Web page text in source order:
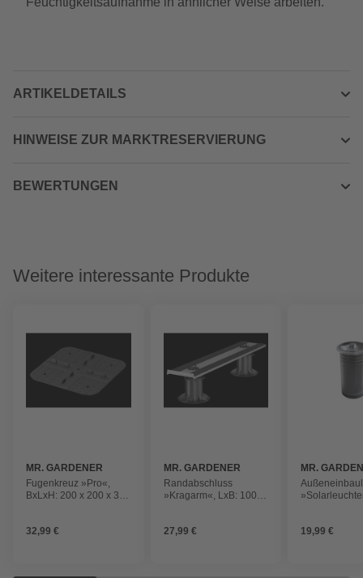
ARTIKELDETAILS
HINWEISE ZUR MARKTRESERVIERUNG
BEWERTUNGEN
Weitere interessante Produkte
MR. GARDENER
Fugenkreuz »Pro«,
BxLxH: 200 x 200 x 3
32,99 €
MR. GARDENER
Randabschluss
»Kragarm«, LxB: 100 x
27,99 €
MR.
19,99 €